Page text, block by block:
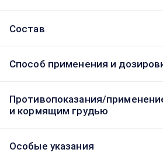
Состав
Способ применения и
Противопоказания/
и кормящим грудью
Особые указания